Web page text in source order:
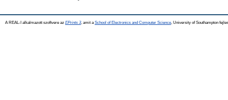
A REAL-I alkalmazott szoftvere az EPrints 3, amit a School of Electronics and Computer Science , University of Southampton